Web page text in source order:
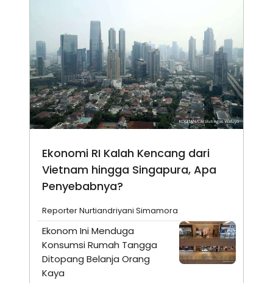
Ekonomi RI Kalah Kencang dari
Vietnam hingga Singapura, Apa
Penyebabnya?
Reporter Nurtiandriyani Simamora
Ekonom Ini Menduga
Konsumsi Rumah Tangga
Ditopang Belanja Orang
Kaya